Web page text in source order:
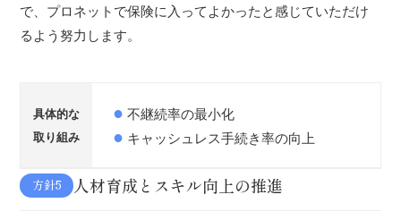
で、プロネットで保険に入ってよかったと感じていただけ
るよう努力します。
具体的な
取り組み
不継続率の最小化
キャッシュレス手続き率の向上
方針5 人材育成とスキル向上の推進